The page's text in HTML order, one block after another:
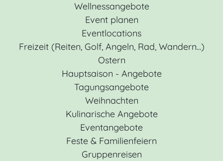
Wellnessangebote
Event planen
Eventlocations
Freizeit (Reiten, Golf, Angeln, Rad, Wandern...)
Ostern
Hauptsaison - Angebote
Tagungsangebote
Weihnachten
Kulinarische Angebote
Eventangebote
Feste & Familienfeiern
Gruppenreisen